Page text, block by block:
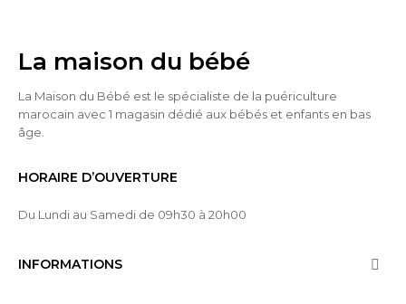
La maison du bébé
La Maison du Bébé est le spécialiste de la puériculture
marocain avec 1 magasin dédié aux bébés et enfants en bas
âge.
HORAIRE D’OUVERTURE
Du Lundi au Samedi de 09h30 à 20h00
INFORMATIONS 